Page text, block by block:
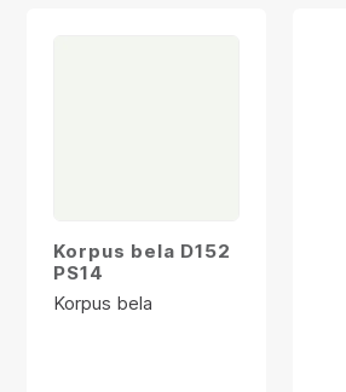
Korpus bela D152
PS14
Korpus bela